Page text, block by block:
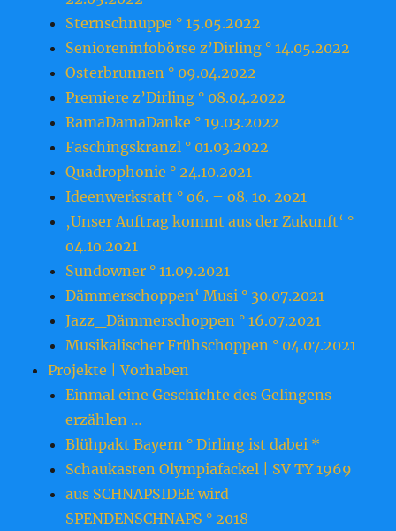
Sternschnuppe ° 15.05.2022
Senioreninfobörse z’Dirling ° 14.05.2022
Osterbrunnen ° 09.04.2022
Premiere z’Dirling ° 08.04.2022
RamaDamaDanke ° 19.03.2022
Faschingskranzl ° 01.03.2022
Quadrophonie ° 24.10.2021
Ideenwerkstatt ° o6. – o8. 1o. 2o21
‚Unser Auftrag kommt aus der Zukunft‘ °
o4.1o.2o21
Sundowner ° 11.09.2021
Dämmerschoppen‘ Musi ° 30.07.2021
Jazz_Dämmerschoppen ° 16.07.2021
Musikalischer Frühschoppen ° 04.07.2021
Projekte | Vorhaben
Einmal eine Geschichte des Gelingens
erzählen …
Blühpakt Bayern ° Dirling ist dabei *
Schaukasten Olympiafackel | SV TY 1969
aus SCHNAPSIDEE wird
SPENDENSCHNAPS ° 2018